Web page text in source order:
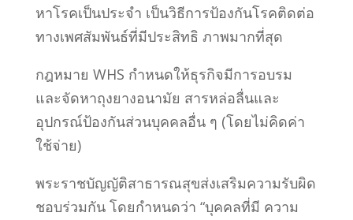
หาโรคเป็นประจำ เป็นวิธีการป้องกันโรคติดต่อ
ทางเพศสัมพันธ์ที่มีประสิทธิ ภาพมากที่สุด
กฎหมาย WHS กำหนดให้ธุรกิจมีการอบรม
และจัดหาถุงยางอนามัย สารหล่อลื่นและ
อุปกรณ์ป้องกันส่วนบุคคลอื่น ๆ (โดยไม่คิดค่า
ใช้จ่าย)
พระราชบัญญัติสาธารณสุขส่งเสริมความรับผิด
ชอบร่วมกัน โดยกำหนดว่า “บุคคลที่มี ความ